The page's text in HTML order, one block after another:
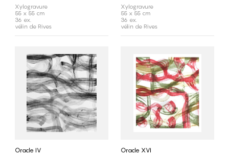
Xylogravure
55 x 55 cm
36 ex.
vélin de Rives
Xylogravure
55 x 55 cm
36 ex.
vélin de Rives
Oracle IV Oracle XVI